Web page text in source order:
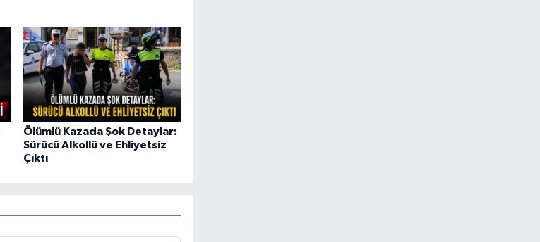
Ölümlü Kazada Şok Detaylar:
Sürücü Alkollü ve Ehliyetsiz
Çıktı